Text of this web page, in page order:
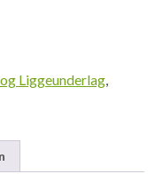
Liggeunderlag,